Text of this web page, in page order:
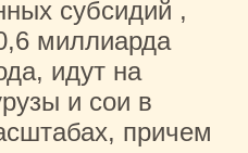
субсидий ,
миллиарда
идут на
и сои в
причем